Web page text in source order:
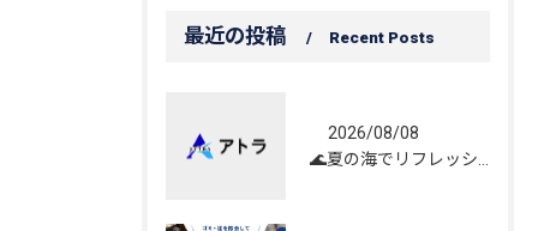
最近の投稿 Recent Posts
2026/08/08
🌊夏の海でリフレッシュしてきました！☀️